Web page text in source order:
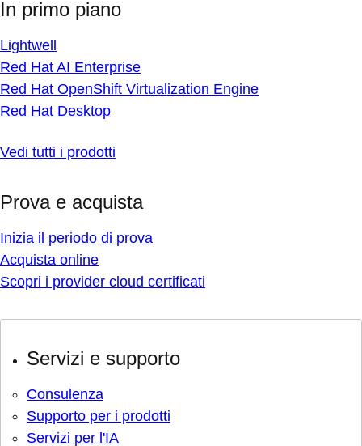
In primo piano
Lightwell
Red Hat AI Enterprise
Red Hat OpenShift Virtualization Engine
Red Hat Desktop
Vedi tutti i prodotti
Prova e acquista
Inizia il periodo di prova
Acquista online
Scopri i provider cloud certificati
Servizi e supporto
Consulenza
Supporto per i prodotti
Servizi per l'IA